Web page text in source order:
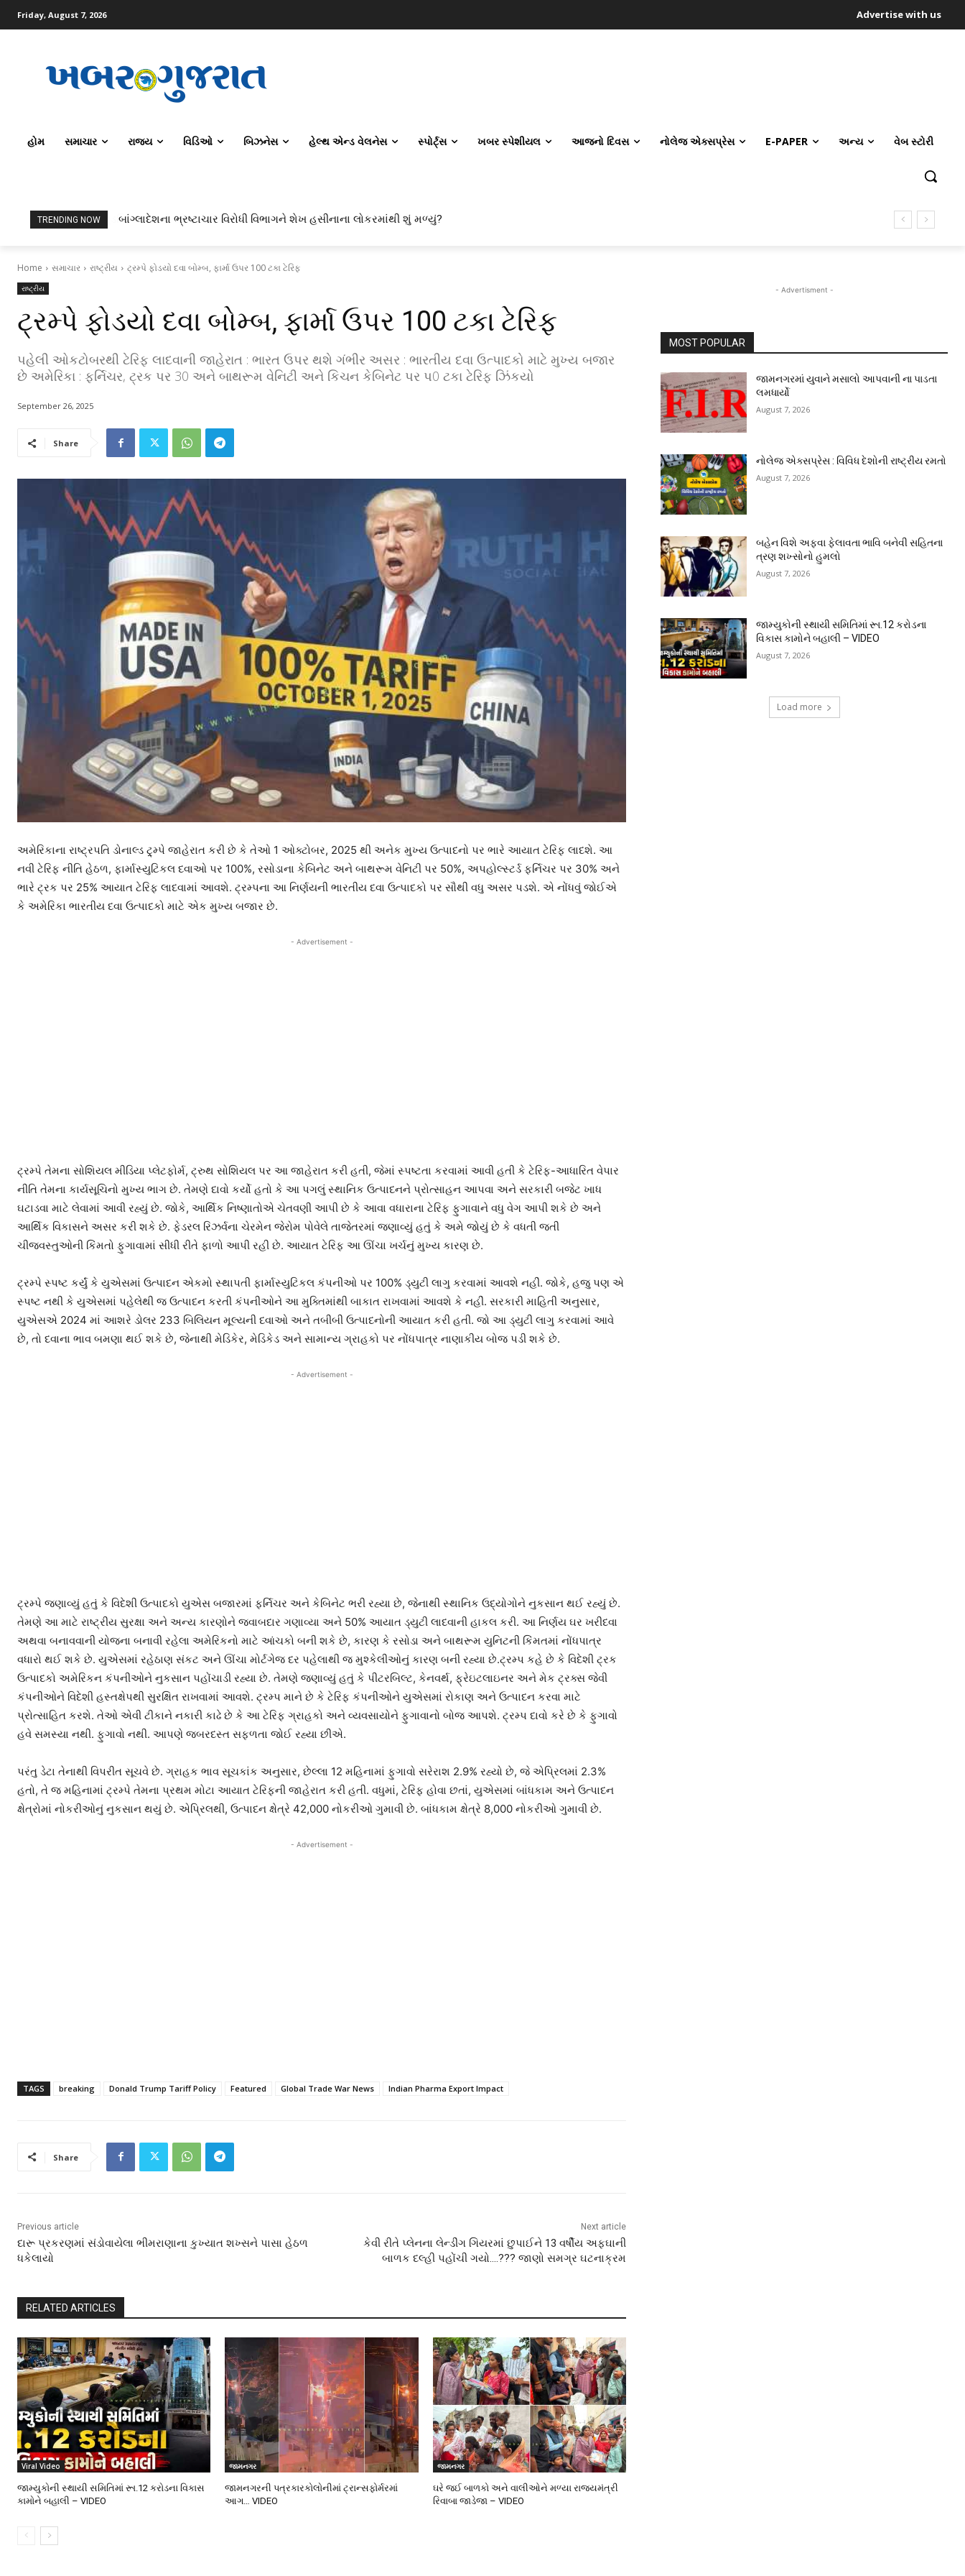
Friday, August 7, 2026 Advertise with us
હોમ સમાચાર રાજ્ય વિડિઓ બિઝનેસ હેલ્થ એન્ડ વેલનેસ સ્પોર્ટ્સ ખબર સ્પેશીયલ આજનો દિવસ નોલેજ એક્સપ્રેસ E-PAPER અન્ય વેબ સ્ટોરી
TRENDING NOW બાંગ્લાદેશના ભ્રષ્ટાચાર વિરોધી વિભાગને શેખ હસીનાના લોકરમાંથી શું મળ્યું?
Home સમાચાર રાષ્ટ્રીય ટ્રમ્પે ફોડયો દવા બોમ્બ, ફાર્મા ઉપર 100 ટકા ટેરિફ
રાષ્ટ્રીય
ટ્રમ્પે ફોડયો દવા બોમ્બ, ફાર્મા ઉપર 100 ટકા ટેરિફ
પહેલી ઓકટોબરથી ટેરિફ લાદવાની જાહેરાત : ભારત ઉપર થશે ગંભીર અસર : ભારતીય દવા ઉત્પાદકો માટે મુખ્ય બજાર
છે અમેરિકા : ફર્નિચર, ટ્રક પર 30 અને બાથરૂમ વેનિટી અને કિચન કેબિનેટ પર પ0 ટકા ટેરિફ ઝિંકયો
September 26, 2025
Share
અમેરિકાના રાષ્ટ્રપતિ ડોનાલ્ડ ટ્ર્મ્પે જાહેરાત કરી છે કે તેઓ 1 ઓક્ટોબર, 2025 થી અનેક મુખ્ય ઉત્પાદનો પર ભારે આયાત ટેરિફ લાદશે. આ
નવી ટેરિફ નીતિ હેઠળ, ફાર્માસ્યુટિકલ દવાઓ પર 100%, રસોડાના કેબિનેટ અને બાથરૂમ વેનિટી પર 50%, અપહોલ્સ્ટર્ડ ફર્નિચર પર 30% અને
ભારે ટ્રક પર 25% આયાત ટેરિફ લાદવામાં આવશે. ટ્રમ્પના આ નિર્ણયની ભારતીય દવા ઉત્પાદકો પર સૌથી વધુ અસર પડશે. એ નોંધવું જોઈએ
કે અમેરિકા ભારતીય દવા ઉત્પાદકો માટે એક મુખ્ય બજાર છે.
- Advertisement -
ટ્રમ્પે તેમના સોશિયલ મીડિયા પ્લેટફોર્મ, ટ્રુથ સોશિયલ પર આ જાહેરાત કરી હતી, જેમાં સ્પષ્ટતા કરવામાં આવી હતી કે ટેરિફ-આધારિત વેપાર
નીતિ તેમના કાર્યસૂચિનો મુખ્ય ભાગ છે. તેમણે દાવો કર્યો હતો કે આ પગલું સ્થાનિક ઉત્પાદનને પ્રોત્સાહન આપવા અને સરકારી બજેટ ખાધ
ઘટાડવા માટે લેવામાં આવી રહ્યું છે. જોકે, આર્થિક નિષ્ણાતોએ ચેતવણી આપી છે કે આવા વધારાના ટેરિફ ફુગાવાને વધુ વેગ આપી શકે છે અને
આર્થિક વિકાસને અસર કરી શકે છે. ફેડરલ રિઝર્વના ચેરમેન જેરોમ પોવેલે તાજેતરમાં જણાવ્યું હતું કે અમે જોયું છે કે વધતી જતી
ચીજવસ્તુઓની કિંમતો ફુગાવામાં સીધી રીતે ફાળો આપી રહી છે. આયાત ટેરિફ આ ઊંચા ખર્ચનું મુખ્ય કારણ છે.
ટ્રમ્પે સ્પષ્ટ કર્યું કે યુએસમાં ઉત્પાદન એકમો સ્થાપતી ફાર્માસ્યુટિકલ કંપનીઓ પર 100% ડ્યુટી લાગુ કરવામાં આવશે નહીં. જોકે, હજુ પણ એ
સ્પષ્ટ નથી કે યુએસમાં પહેલેથી જ ઉત્પાદન કરતી કંપનીઓને આ મુક્તિમાંથી બાકાત રાખવામાં આવશે કે નહીં. સરકારી માહિતી અનુસાર,
યુએસએ 2024 માં આશરે ડોલર 233 બિલિયન મૂલ્યની દવાઓ અને તબીબી ઉત્પાદનોની આયાત કરી હતી. જો આ ડ્યુટી લાગુ કરવામાં આવે
છે, તો દવાના ભાવ બમણા થઈ શકે છે, જેનાથી મેડિકેર, મેડિકેડ અને સામાન્ય ગ્રાહકો પર નોંધપાત્ર નાણાકીય બોજ પડી શકે છે.
- Advertisement -
ટ્રમ્પે જણાવ્યું હતું કે વિદેશી ઉત્પાદકો યુએસ બજારમાં ફર્નિચર અને કેબિનેટ ભરી રહ્યા છે, જેનાથી સ્થાનિક ઉદ્યોગોને નુકસાન થઈ રહ્યું છે.
તેમણે આ માટે રાષ્ટ્રીય સુરક્ષા અને અન્ય કારણોને જવાબદાર ગણાવ્યા અને 50% આયાત ડ્યુટી લાદવાની હાકલ કરી. આ નિર્ણય ઘર ખરીદવા
અથવા બનાવવાની યોજના બનાવી રહેલા અમેરિકનો માટે આંચકો બની શકે છે, કારણ કે રસોડા અને બાથરૂમ યુનિટની કિંમતમાં નોંધપાત્ર
વધારો થઈ શકે છે. યુએસમાં રહેઠાણ સંકટ અને ઊંચા મોર્ટગેજ દર પહેલાથી જ મુશ્કેલીઓનું કારણ બની રહ્યા છે.ટ્રમ્પ કહે છે કે વિદેશી ટ્રક
ઉત્પાદકો અમેરિકન કંપનીઓને નુકસાન પહોંચાડી રહ્યા છે. તેમણે જણાવ્યું હતું કે પીટરબિલ્ટ, કેનવર્થ, ફ્રેઇટલાઇનર અને મેક ટ્રક્સ જેવી
કંપનીઓને વિદેશી હસ્તક્ષેપથી સુરક્ષિત રાખવામાં આવશે. ટ્રમ્પ માને છે કે ટેરિફ કંપનીઓને યુએસમાં રોકાણ અને ઉત્પાદન કરવા માટે
પ્રોત્સાહિત કરશે. તેઓ એવી ટીકાને નકારી કાઢે છે કે આ ટેરિફ ગ્રાહકો અને વ્યવસાયોને ફુગાવાનો બોજ આપશે. ટ્રમ્પ દાવો કરે છે કે ફુગાવો
હવે સમસ્યા નથી. ફુગાવો નથી. આપણે જબરદસ્ત સફળતા જોઈ રહ્યા છીએ.
પરંતુ ડેટા તેનાથી વિપરીત સૂચવે છે. ગ્રાહક ભાવ સૂચકાંક અનુસાર, છેલ્લા 12 મહિનામાં ફુગાવો સરેરાશ 2.9% રહ્યો છે, જે એપ્રિલમાં 2.3%
હતો, તે જ મહિનામાં ટ્રમ્પે તેમના પ્રથમ મોટા આયાત ટેરિફની જાહેરાત કરી હતી. વધુમાં, ટેરિફ હોવા છતાં, યુએસમાં બાંધકામ અને ઉત્પાદન
ક્ષેત્રોમાં નોકરીઓનું નુકસાન થયું છે. એપ્રિલથી, ઉત્પાદન ક્ષેત્રે 42,000 નોકરીઓ ગુમાવી છે. બાંધકામ ક્ષેત્રે 8,000 નોકરીઓ ગુમાવી છે.
- Advertisement -
TAGS breaking Donald Trump Tariff Policy Featured Global Trade War News Indian Pharma Export Impact
Share
Previous article
દારૂ પ્રકરણમાં સંડોવાયેલા ભીમરાણાના કુખ્યાત શખ્સને પાસા હેઠળ
ધકેલાયો
Next article
કેવી રીતે પ્લેનના લેન્ડીંગ ગિયરમાં છુપાઈને 13 વર્ષીય અફઘાની
બાળક દલ્હી પહોંચી ગયો….??? જાણો સમગ્ર ઘટનાક્રમ
RELATED ARTICLES
Viral Video
જામ્યુકોની સ્થાયી સમિતિમાં રૂા.12 કરોડના વિકાસ
કામોને બહાલી – VIDEO
જામનગર
જામનગરની પત્રકારકોલોનીમાં ટ્રાન્સફોર્મરમાં
આગ… VIDEO
જામનગર
ઘરે જઈ બાળકો અને વાલીઓને મળ્યા રાજ્યમંત્રી
રિવાબા જાડેજા – VIDEO
- Advertisment -
MOST POPULAR
જામનગરમાં યુવાને મસાલો આપવાની ના પાડતા
લમધાર્યો
August 7, 2026
નોલેજ એક્સપ્રેસ : વિવિધ દેશોની રાષ્ટ્રીય રમતો
August 7, 2026
બહેન વિશે અફવા ફેલાવતા ભાવિ બનેવી સહિતના
ત્રણ શખ્સોનો હુમલો
August 7, 2026
જામ્યુકોની સ્થાયી સમિતિમાં રૂા.12 કરોડના
વિકાસ કામોને બહાલી – VIDEO
August 7, 2026
Load more